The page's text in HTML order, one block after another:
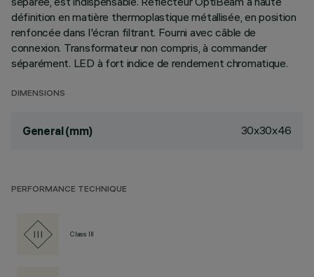
définition en matière thermoplastique métallisée, en position
renfoncée dans l'écran filtrant. Fourni avec câble de
connexion. Transformateur non compris, à commander
séparément. LED à fort indice de rendement chromatique.
DIMENSIONS
General (mm) 30x30x46
PERFORMANCE TECHNIQUE
Class III